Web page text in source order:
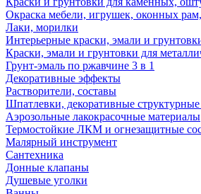
Окраска мебели, игрушек, оконных
Лаки, морилки
Интерьерные краски, эмали и
Краски, эмали и грунтовки для
Грунт-эмаль по ржавчине 3 в 1
Декоративные эффекты
Растворители, составы
Шпатлевки, декоративные
Аэрозольные лакокрасочные материалы
Термостойкие ЛКМ и огнезащитные
Малярный инструмент
Сантехника
Донные клапаны
Душевые уголки